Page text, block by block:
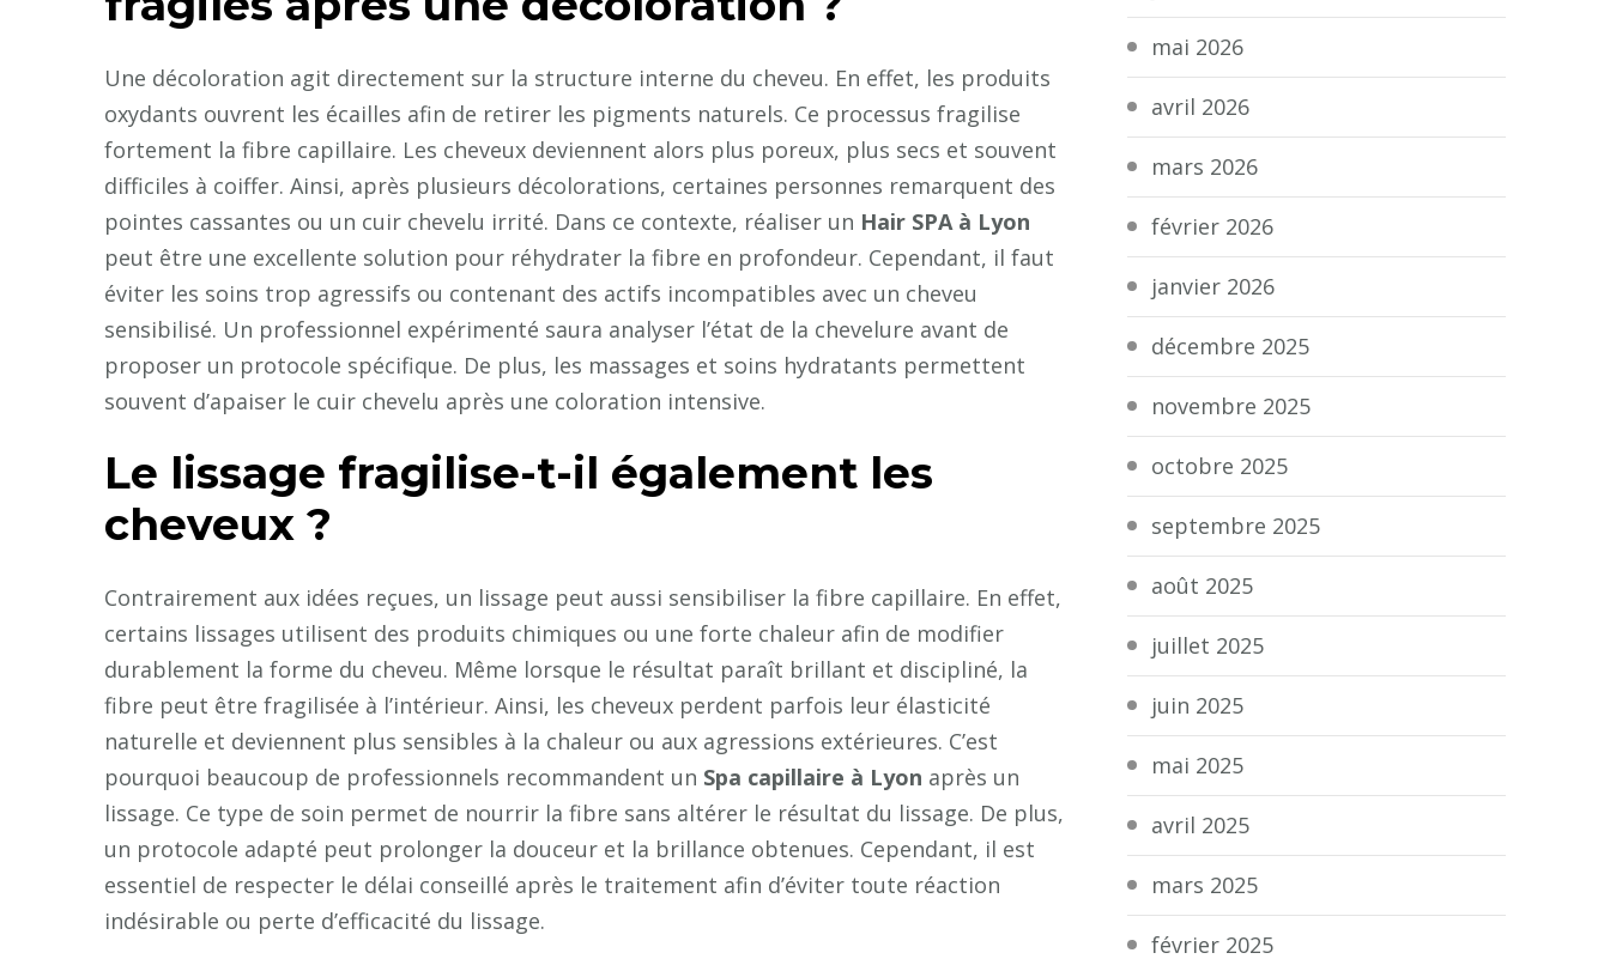
Une décoloration agit directement sur la structure interne du cheveu. En effet, les produits
oxydants ouvrent les écailles afin de retirer les pigments naturels. Ce processus fragilise
fortement la fibre capillaire. Les cheveux deviennent alors plus poreux, plus secs et souvent
difficiles à coiffer. Ainsi, après plusieurs décolorations, certaines personnes remarquent des
pointes cassantes ou un cuir chevelu irrité. Dans ce contexte, réaliser un Hair SPA à Lyon
peut être une excellente solution pour réhydrater la fibre en profondeur. Cependant, il faut
éviter les soins trop agressifs ou contenant des actifs incompatibles avec un cheveu
sensibilisé. Un professionnel expérimenté saura analyser l’état de la chevelure avant de
proposer un protocole spécifique. De plus, les massages et soins hydratants permettent
souvent d’apaiser le cuir chevelu après une coloration intensive.
Le lissage fragilise-t-il également les
cheveux ?
Contrairement aux idées reçues, un lissage peut aussi sensibiliser la fibre capillaire. En effet,
certains lissages utilisent des produits chimiques ou une forte chaleur afin de modifier
durablement la forme du cheveu. Même lorsque le résultat paraît brillant et discipliné, la
fibre peut être fragilisée à l’intérieur. Ainsi, les cheveux perdent parfois leur élasticité
naturelle et deviennent plus sensibles à la chaleur ou aux agressions extérieures. C’est
pourquoi beaucoup de professionnels recommandent un Spa capillaire à Lyon après un
lissage. Ce type de soin permet de nourrir la fibre sans altérer le résultat du lissage. De plus,
un protocole adapté peut prolonger la douceur et la brillance obtenues. Cependant, il est
essentiel de respecter le délai conseillé après le traitement afin d’éviter toute réaction
indésirable ou perte d’efficacité du lissage.
mai 2026
avril 2026
mars 2026
février 2026
janvier 2026
décembre 2025
novembre 2025
octobre 2025
septembre 2025
août 2025
juillet 2025
juin 2025
mai 2025
avril 2025
mars 2025
février 2025